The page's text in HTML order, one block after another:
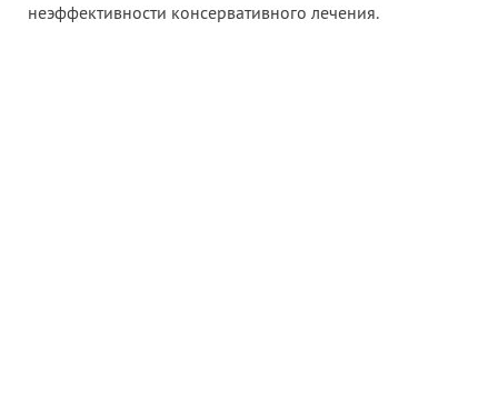
неэффективности консервативного лечения.